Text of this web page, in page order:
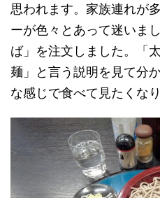
思われます。家族連れが
ーが色々とあって迷いま
ば」を注文しました。「
麺」と言う説明を見て分
な感じで食べて見たくなり